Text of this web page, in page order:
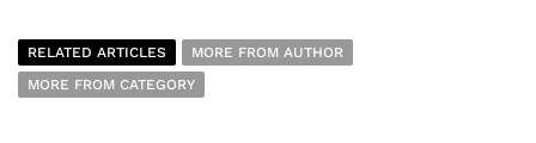
RELATED ARTICLES
MORE FROM AUTHOR
MORE FROM CATEGORY